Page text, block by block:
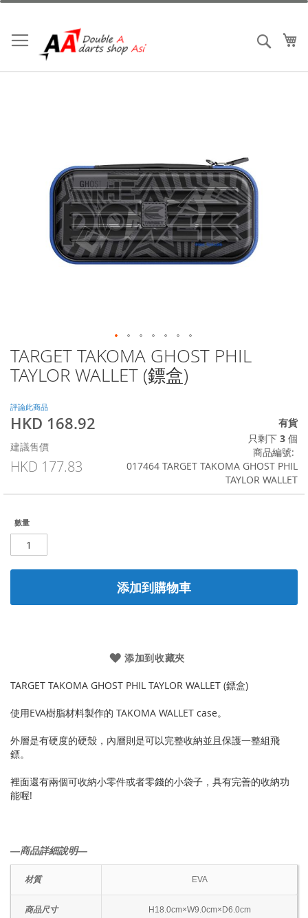
跳
內
容
搜索
TARGET TAKOMA GHOST PHIL
TAYLOR WALLET (鏢盒)
評論此商品
特
價
格
HKD 168.92
建議售價
HKD 177.83
有貨
只剩下 3 個
商品編號
017464 TARGET TAKOMA GHOST PHIL
TAYLOR WALLET
數量
添加到購物車
添加到收藏夾
TARGET TAKOMA GHOST PHIL TAYLOR WALLET (鏢盒)
使用EVA樹脂材料製作的 TAKOMA WALLET case。
外層是有硬度的硬殼，內層則是可以完整收納並且保護一整組飛
鏢。
裡面還有兩個可收納小零件或者零錢的小袋子，具有完善的收納功
能喔!
―商品詳細說明―
材質 EVA
商品尺寸 H18.0cm×W9.0cm×D6.0cm
Skip
to
the
of
the
gallery